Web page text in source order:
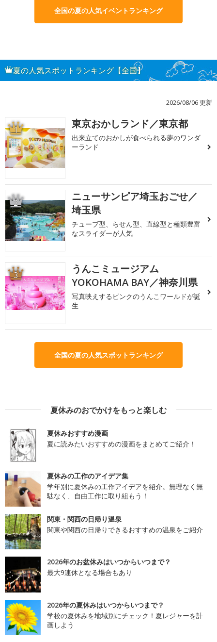
全国の夏の人気イベントランキング
夏の人気スポットランキング【全国】
2026/08/06 更新
1 東京おかしランド／東京都
出来立てのおかしが食べられる夢のワンダ
ーランド
2
ニューサンピア埼玉おごせ／
埼玉県
チューブ型、らせん型、直線型と種類豊富
なスライダーが人気
3
うんこミュージアム
YOKOHAMA BAY／神奈川県
写真映えするピンクのうんこワールドが誕
生
全国の夏の人気スポットランキング
夏休みのおでかけをもっと楽しむ
夏休みおすすめ漫画
夏に読みたいおすすめの漫画をまとめてご紹介！
夏休みの工作のアイデア集
学年別に夏休みの工作アイデアを紹介。無理なく無
駄なく、自由工作に取り組もう！
関東・関西の日帰り温泉
関東や関西の日帰りできるおすすめの温泉をご紹介
2026年のお盆休みはいつからいつまで？
最大9連休となる場合もあり
2026年の夏休みはいつからいつまで？
学校の夏休みを地域別にチェック！夏レジャーを計
画しよう